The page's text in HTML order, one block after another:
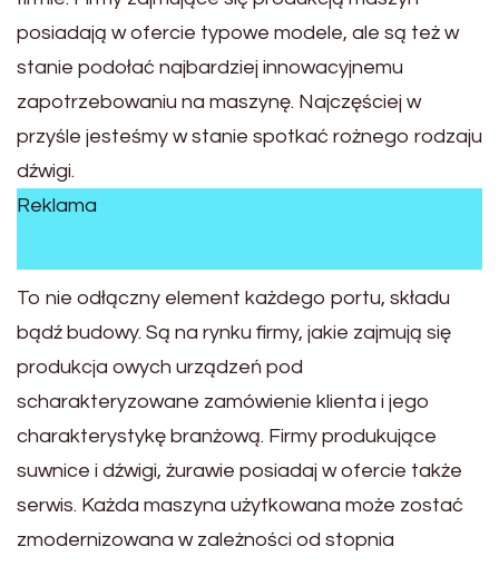
posiadają w ofercie typowe modele, ale są też w
stanie podołać najbardziej innowacyjnemu
zapotrzebowaniu na maszynę. Najczęściej w
przyśle jesteśmy w stanie spotkać rożnego rodzaju
dźwigi.
Reklama
To nie odłączny element każdego portu, składu
bądź budowy. Są na rynku firmy, jakie zajmują się
produkcja owych urządzeń pod
scharakteryzowane zamówienie klienta i jego
charakterystykę branżową. Firmy produkujące
suwnice i dźwigi, żurawie posiadaj w ofercie także
serwis. Każda maszyna użytkowana może zostać
zmodernizowana w zależności od stopnia